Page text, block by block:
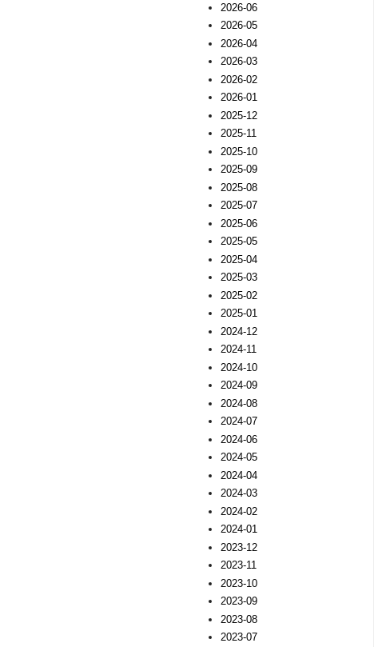
2026-06
2026-05
2026-04
2026-03
2026-02
2026-01
2025-12
2025-11
2025-10
2025-09
2025-08
2025-07
2025-06
2025-05
2025-04
2025-03
2025-02
2025-01
2024-12
2024-11
2024-10
2024-09
2024-08
2024-07
2024-06
2024-05
2024-04
2024-03
2024-02
2024-01
2023-12
2023-11
2023-10
2023-09
2023-08
2023-07